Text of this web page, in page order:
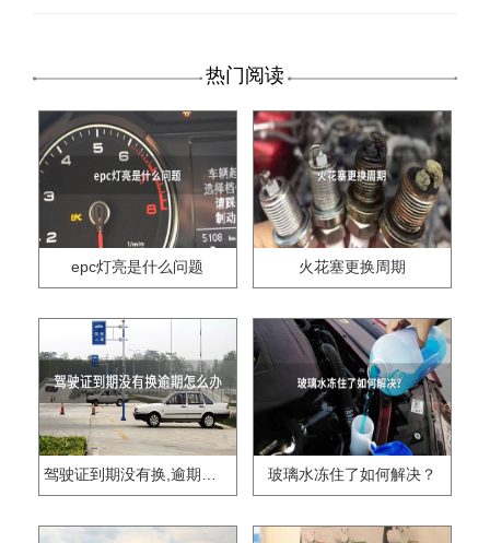
热门阅读
epc灯亮是什么问题 火花塞更换周期
驾驶证到期没有换,逾期怎么办?? 玻璃水冻住了如何解决？